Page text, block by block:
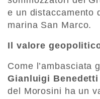
e un distaccamento
marina San Marco.
Il valore
Come l’ambasciata
Gianluigi Benedetti
del Morosini ha un